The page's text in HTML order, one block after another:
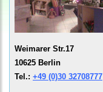
Weimarer Str.17
10625 Berlin
Tel.: +49 (0)30 32708777